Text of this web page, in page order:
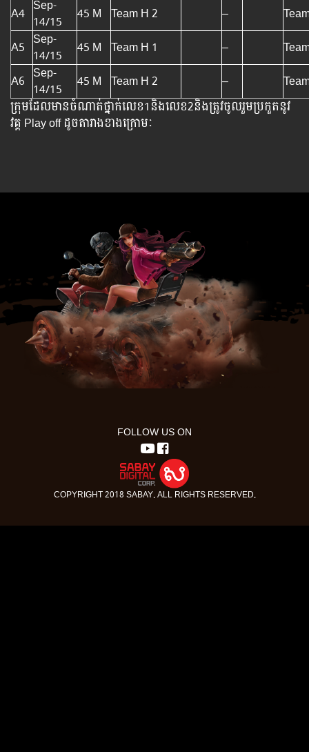
A4 Sep-
14/15
45 M Team H 2 –
A5 Sep-
14/15
45 M Team H 1 –
A6 Sep-
14/15
45 M Team H 2 –
ក្រុមដែលមានចំណាត់ថ្នាក់លេខ1និងលេខ2​និងត្រូវចូលរួមប្រកួតនូវ
វគ្គ Play off ដូចតារាងខាងក្រោមៈ
FOLLOW US ON
COPYRIGHT 2018 SABAY. ALL RIGHTS RESERVED.